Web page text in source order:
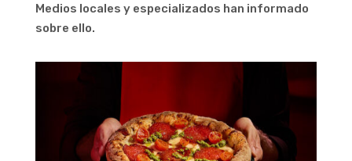
Medios locales y especializados han informado
sobre ello.